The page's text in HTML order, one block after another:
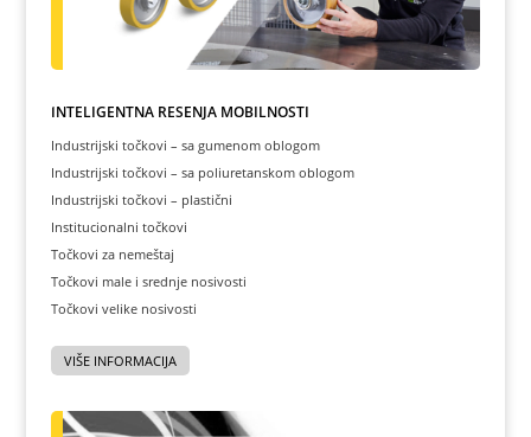
INTELIGENTNA REŠENJA MOBILNOSTI
Industrijski točkovi – sa gumenom oblogom
Industrijski točkovi – sa poliuretanskom oblogom
Industrijski točkovi – plastični
Institucionalni točkovi
Točkovi za nemeštaj
Točkovi male i srednje nosivosti
Točkovi velike nosivosti
VIŠE INFORMACIJA